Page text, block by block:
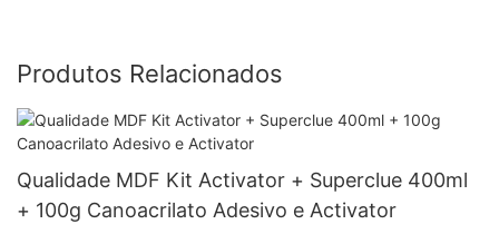
Produtos Relacionados
Qualidade MDF Kit Activator + Superclue 400ml
+ 100g Canoacrilato Adesivo e Activator